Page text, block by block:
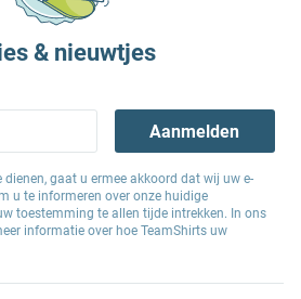
& nieuwtjes
Aanmelden
dienen, gaat u ermee akkoord dat wij uw e-
u te informeren over onze huidige
toestemming te allen tijde intrekken. In ons
informatie over hoe TeamShirts uw